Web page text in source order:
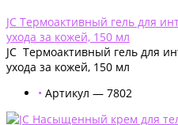
JC Термоактивный гель для
ухода за кожей, 150 мл
JC Термоактивный гель для
ухода за кожей, 150 мл
• Артикул — 7802